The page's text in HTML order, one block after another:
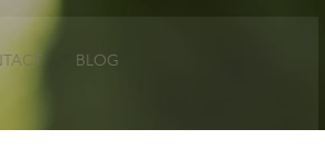
BLOG